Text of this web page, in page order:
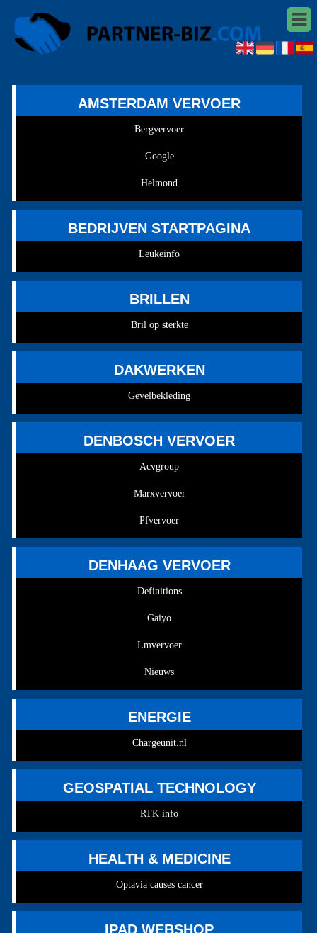
AMSTERDAM VERVOER
Bergvervoer
Google
Helmond
BEDRIJVEN STARTPAGINA
Leukeinfo
BRILLEN
Bril op sterkte
DAKWERKEN
Gevelbekleding
DENBOSCH VERVOER
Acvgroup
Marxvervoer
Pfvervoer
DENHAAG VERVOER
Definitions
Gaiyo
Lmvervoer
Nieuws
ENERGIE
Chargeunit.nl
GEOSPATIAL TECHNOLOGY
RTK info
HEALTH & MEDICINE
Optavia causes cancer
IPAD WEBSHOP